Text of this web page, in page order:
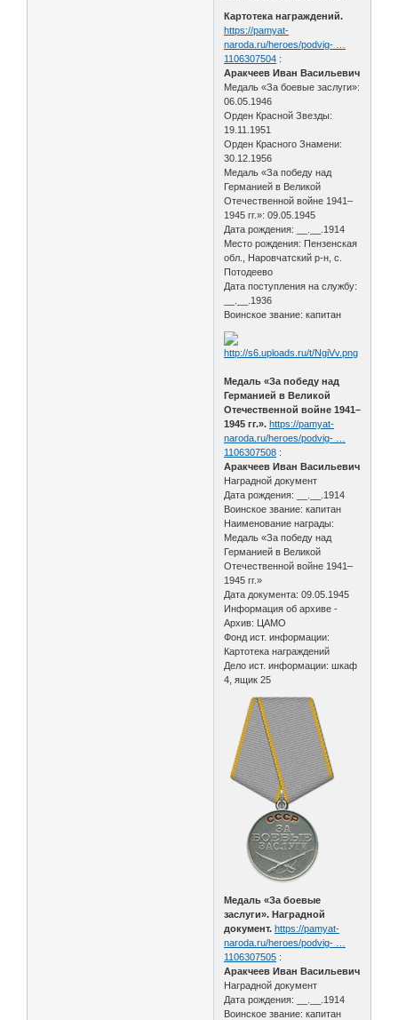
Картотека награждений.
https://pamyat-
naroda.ru/heroes/podvig- …
1106307504 :
Аракчеев Иван Васильевич
Медаль «За боевые заслуги»:
06.05.1946
Орден Красной Звезды:
19.11.1951
Орден Красного Знамени:
30.12.1956
Медаль «За победу над
Германией в Великой
Отечественной войне 1941–
1945 гг.»: 09.05.1945
Дата рождения: __.__.1914
Место рождения: Пензенская
обл., Наровчатский р-н, с.
Потодеево
Дата поступления на службу:
__.__.1936
Воинское звание: капитан
Медаль «За победу над
Германией в Великой
Отечественной войне 1941–
1945 гг.». https://pamyat-
naroda.ru/heroes/podvig- …
1106307508 :
Аракчеев Иван Васильевич
Наградной документ
Дата рождения: __.__.1914
Воинское звание: капитан
Наименование награды:
Медаль «За победу над
Германией в Великой
Отечественной войне 1941–
1945 гг.»
Дата документа: 09.05.1945
Информация об архиве -
Архив: ЦАМО
Фонд ист. информации:
Картотека награждений
Дело ист. информации: шкаф
4, ящик 25
Медаль «За боевые
заслуги». Наградной
документ. https://pamyat-
naroda.ru/heroes/podvig- …
1106307505 :
Аракчеев Иван Васильевич
Наградной документ
Дата рождения: __.__.1914
Воинское звание: капитан